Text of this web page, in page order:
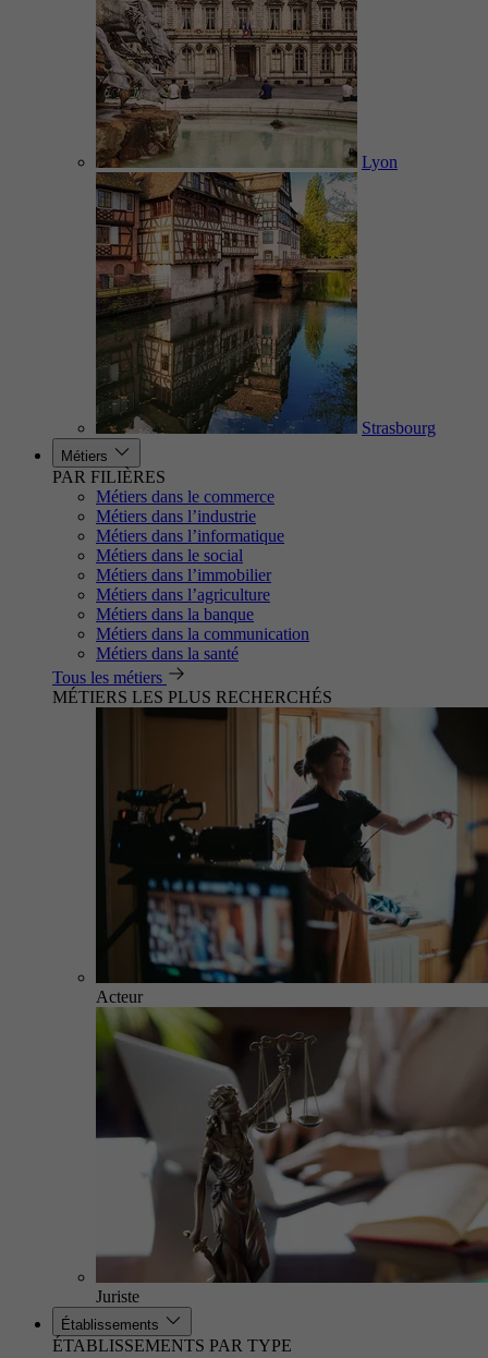
Lyon
Strasbourg
Métiers
PAR FILIÈRES
Métiers dans le commerce
Métiers dans l’industrie
Métiers dans l’informatique
Métiers dans le social
Métiers dans l’immobilier
Métiers dans l’agriculture
Métiers dans la banque
Métiers dans la communication
Métiers dans la santé
Tous les métiers
MÉTIERS LES PLUS RECHERCHÉS
Acteur
Juriste
Établissements
ÉTABLISSEMENTS PAR TYPE